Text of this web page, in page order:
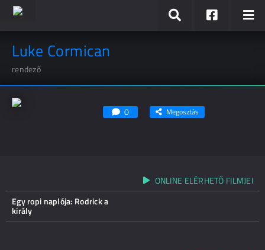
Luke Cormican
rendező
0 Megosztás
ONLINE ELÉRHETŐ FILMJEI
Egy ropi naplója: Rodrick a
király